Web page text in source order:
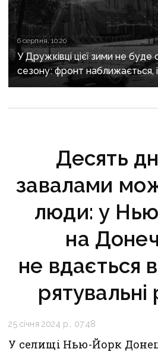
6 серпня, 10:20
У Дружківці цієї зими не
сезону: фронт наближається,
критично зруйнована
Десять
завалами
люди: у
на
не вдається
25 січня 2024 р., 07:48
У селищі Нью-Йорк